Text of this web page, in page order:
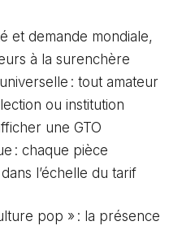
et demande mondiale,
à la surenchère
: tout amateur
ou institution
une GTO
: chaque pièce
l’échelle du tarif
pop » : la présence